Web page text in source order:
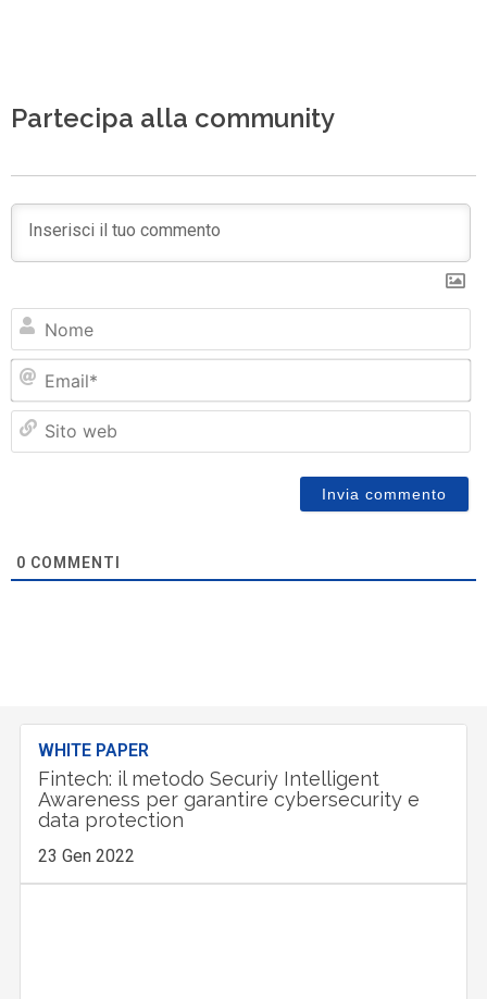
Partecipa alla community
0 COMMENTI
WHITE PAPER
Fintech: il metodo Securiy Intelligent
Awareness per garantire cybersecurity e
data protection
23 Gen 2022